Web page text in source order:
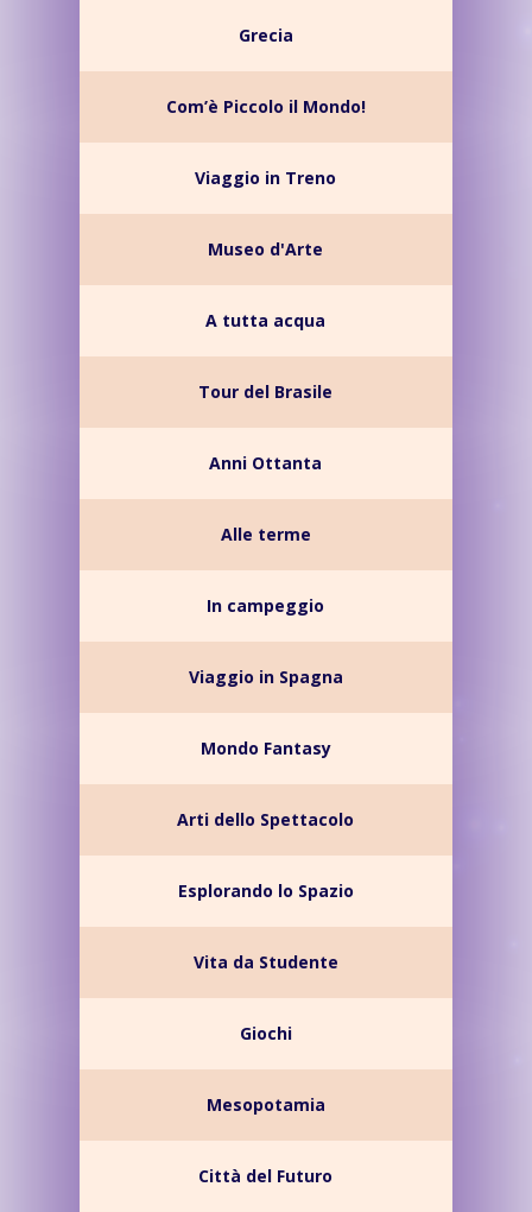
Grecia
Com’è Piccolo il Mondo!
Viaggio in Treno
Museo d'Arte
A tutta acqua
Tour del Brasile
Anni Ottanta
Alle terme
In campeggio
Viaggio in Spagna
Mondo Fantasy
Arti dello Spettacolo
Esplorando lo Spazio
Vita da Studente
Giochi
Mesopotamia
Città del Futuro